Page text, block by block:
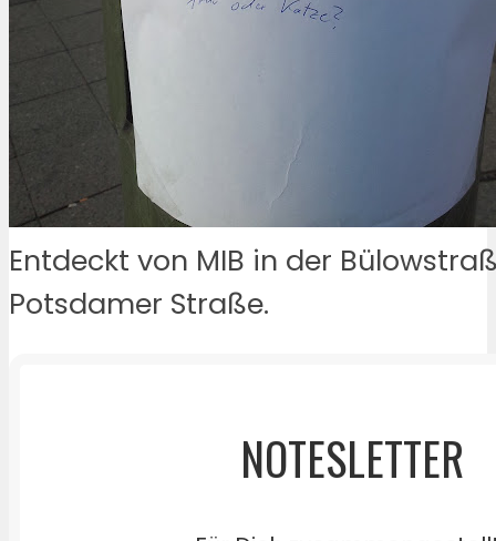
Entdeckt von MIB in der
Potsdamer Straße.
NOTESLETTER